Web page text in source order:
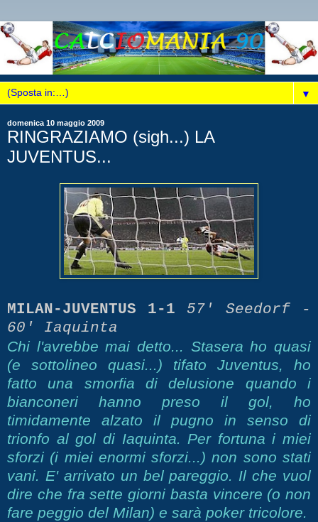
▼
domenica 10 maggio 2009
RINGRAZIAMO (sigh...) LA
JUVENTUS...
MILAN-JUVENTUS 1-1 57' Seedorf -
60' Iaquinta
Chi l'avrebbe mai detto... Stasera ho quasi
(e sottolineo quasi...) tifato Juventus, ho
fatto una smorfia di delusione quando i
bianconeri hanno preso il gol, ho
timidamente alzato il pugno in senso di
trionfo al gol di Iaquinta. Per fortuna i miei
sforzi (i miei enormi sforzi...) non sono stati
vani. E' arrivato un bel pareggio. Il che vuol
dire che fra sette giorni basta vincere (o non
fare peggio del Milan) e sarà poker tricolore.